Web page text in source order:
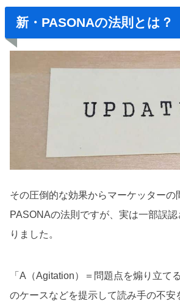
新・PASONAの法則とは？
その圧倒的な効果からマーケッターの
PASONAの法則ですが、実は一部誤
りました。
「A（Agitation）＝問題点を煽り立て
のケースなどを提示して読み手の不安